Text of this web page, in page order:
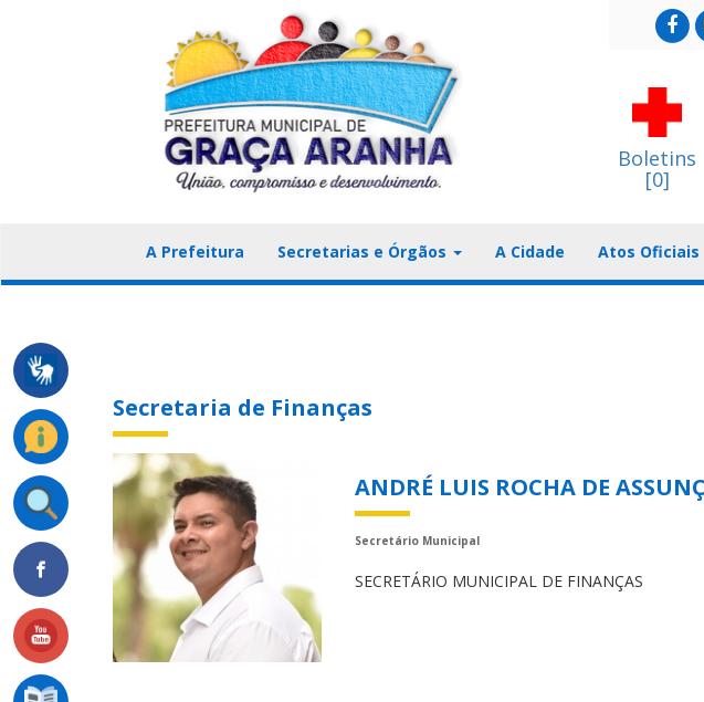
Boletins
[0]
A Prefeitura Secretarias e Órgãos A Cidade Atos Oficiais
Secretaria de Finanças
ANDRÉ LUIS ROCHA DE
Secretário Municipal
SECRETÁRIO MUNICIPAL DE FINANÇAS